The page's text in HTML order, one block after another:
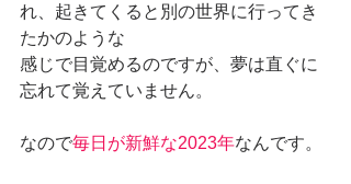
れ、起きてくると別の世界に行ってき
たかのような
感じで目覚めるのですが、夢は直ぐに
忘れて覚えていません。
なので毎日が新鮮な2023年なんです。